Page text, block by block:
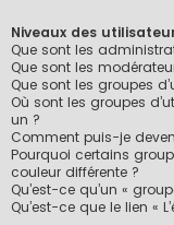
Niveaux des
Que sont les
Que sont les
Que sont les groupes
Où sont les groupes
un ?
Comment puis-je
Pourquoi certains
couleur différente ?
Qu’est-ce qu’un «
Qu’est-ce que le lien «